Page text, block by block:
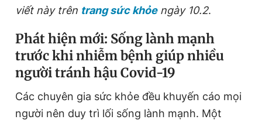
viết này trên trang sức khỏe ngày 10.2.
Phát hiện mới: Sống lành mạnh
trước khi nhiễm bệnh giúp nhiều
người tránh hậu Covid-19
Các chuyên gia sức khỏe đều khuyến cáo mọi
người nên duy trì lối sống lành mạnh. Một